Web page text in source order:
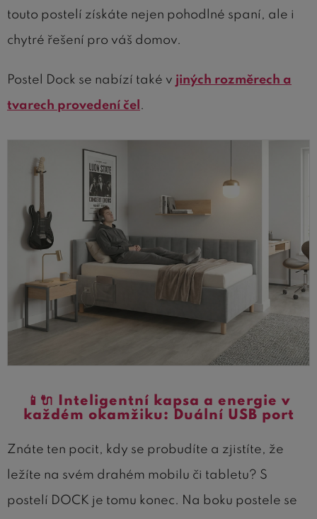
touto postelí získáte nejen pohodlné spaní, ale i
chytré řešení pro váš domov.
Postel Dock se nabízí také v jiných rozměrech a
tvarech provedení čel .
📱🔌 Inteligentní kapsa a energie v
každém okamžiku: Duální USB port
Znáte ten pocit, kdy se probudíte a zjistíte, že
ležíte na svém drahém mobilu či tabletu? S
postelí DOCK je tomu konec. Na boku postele se